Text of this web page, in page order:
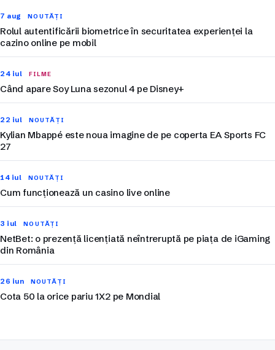
7 aug NOUTĂȚI
Rolul autentificării biometrice în securitatea experienței la
cazino online pe mobil
24 iul FILME
Când apare Soy Luna sezonul 4 pe Disney+
22 iul NOUTĂȚI
Kylian Mbappé este noua imagine de pe coperta EA Sports FC
27
14 iul NOUTĂȚI
Cum funcționează un casino live online
3 iul NOUTĂȚI
NetBet: o prezență licențiată neîntreruptă pe piața de iGaming
din România
26 iun NOUTĂȚI
Cota 50 la orice pariu 1X2 pe Mondial